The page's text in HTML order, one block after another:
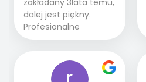
z dzieckiem i małym
pieskiem cieszymy się
pięknym trawnikiem :)
A trawa robi efekt
dalej jest piękny.
Profesjonalne
podejście do pracy,
2 zlecenia na rolkę.
Polecam.